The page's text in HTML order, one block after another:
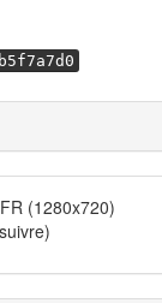
(1280x720)